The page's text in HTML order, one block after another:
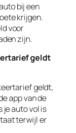
bij een
krijgen.
voor
zijn.
geldt
geldt,
app van de
je auto vol is
terwijl er